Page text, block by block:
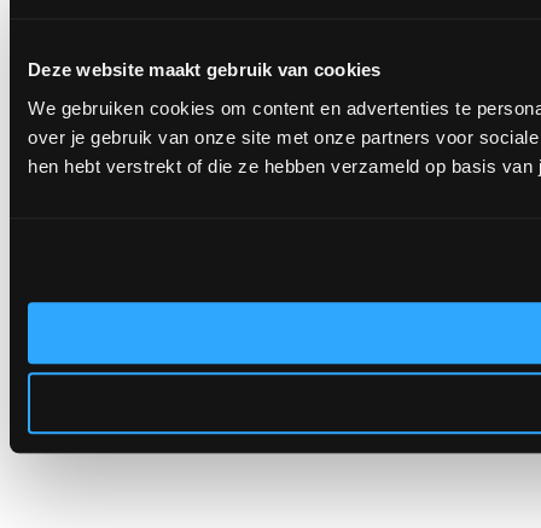
Deze website maakt gebruik van cookies
We gebruiken cookies om content en advertenties te
over je gebruik van onze site met onze partners voor
hen hebt verstrekt of die ze hebben verzameld op basis van